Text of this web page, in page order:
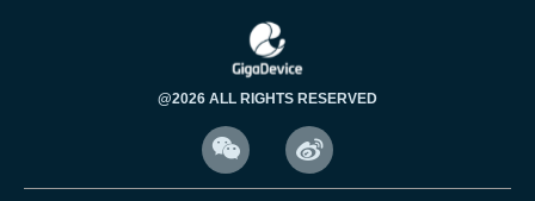
个常用的约束管理器
93.约束管理的新特征解读和过孔延迟时间计算
等其他新增约束规则讲解
@2026 ALL RIGHTS RESERVED
 